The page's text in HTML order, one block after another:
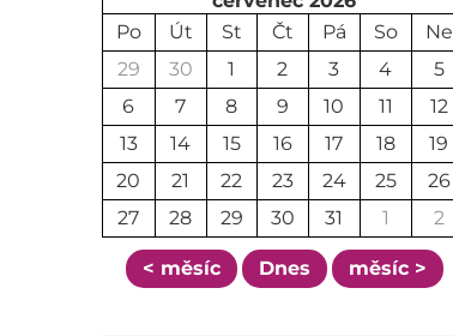
Po
Út St Čt Pá So
Ne
29
30 1 2 3 4
5
6
7 8 9 10 11
12
13
14 15 16 17 18
19
20
21 22 23 24 25
26
27
28 29 30 31 1 2
< měsíc Dnes měsíc >